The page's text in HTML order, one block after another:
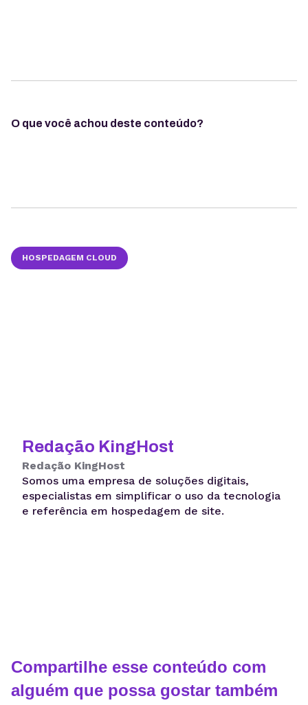
O que você achou deste conteúdo?
HOSPEDAGEM CLOUD
Redação KingHost
Redação KingHost
Somos uma empresa de soluções digitais,
especialistas em simplificar o uso da tecnologia
e referência em hospedagem de site.
Compartilhe esse conteúdo com
alguém que possa gostar também